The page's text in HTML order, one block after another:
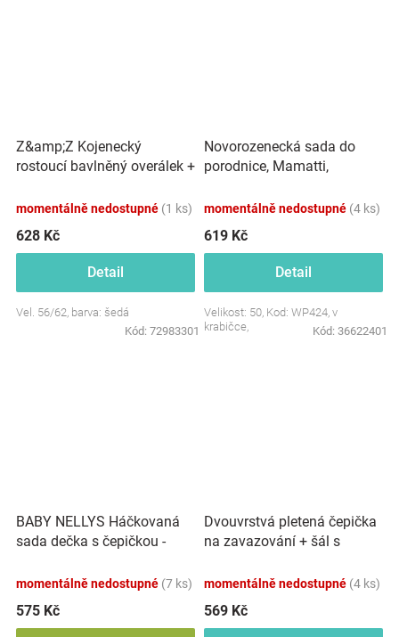
Z&amp;Z Kojenecký
rostoucí bavlněný overálek +
momentálně nedostupné (1 ks)
628 Kč
Detail
Vel. 56/62, barva: šedá
Kód: 72983301
Novorozenecká sada do
porodnice, Mamatti,
Pampeliška, vel. 50
momentálně nedostupné (4 ks)
619 Kč
Detail
Velikost: 50, Kod: WP424, v
krabičce,
Kód: 36622401
BABY NELLYS Háčkovaná
sada dečka s čepičkou -
momentálně nedostupné (7 ks)
575 Kč
Dvouvrstvá pletená čepička
na zavazování + šál s
momentálně nedostupné (4 ks)
569 Kč